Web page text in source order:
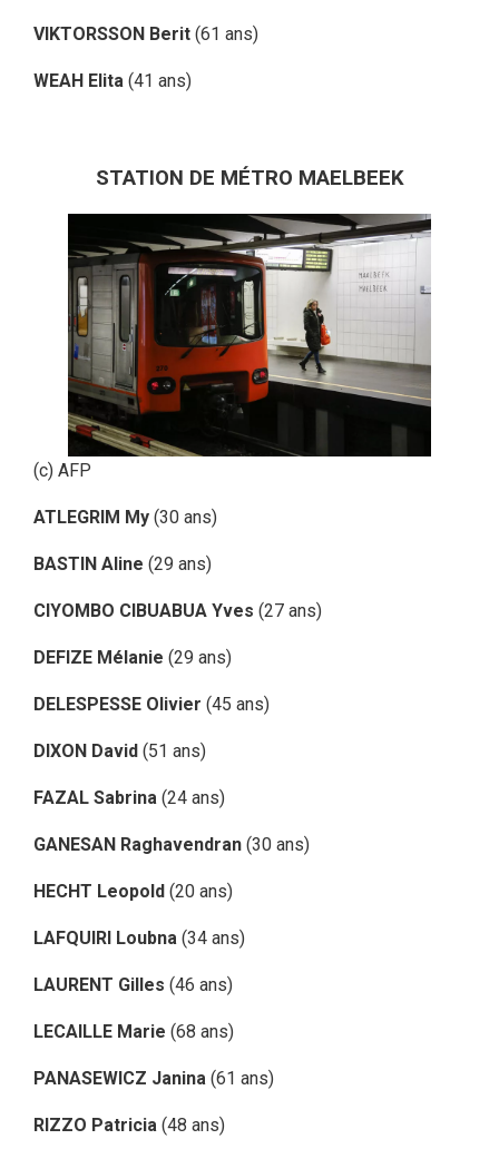
VIKTORSSON Berit (61 ans)
WEAH Elita (41 ans)
STATION DE MÉTRO MAELBEEK
(c) AFP
ATLEGRIM My (30 ans)
BASTIN Aline (29 ans)
CIYOMBO CIBUABUA Yves (27 ans)
DEFIZE Mélanie (29 ans)
DELESPESSE Olivier (45 ans)
DIXON David (51 ans)
FAZAL Sabrina (24 ans)
GANESAN Raghavendran (30 ans)
HECHT Leopold (20 ans)
LAFQUIRI Loubna (34 ans)
LAURENT Gilles (46 ans)
LECAILLE Marie (68 ans)
PANASEWICZ Janina (61 ans)
RIZZO Patricia (48 ans)